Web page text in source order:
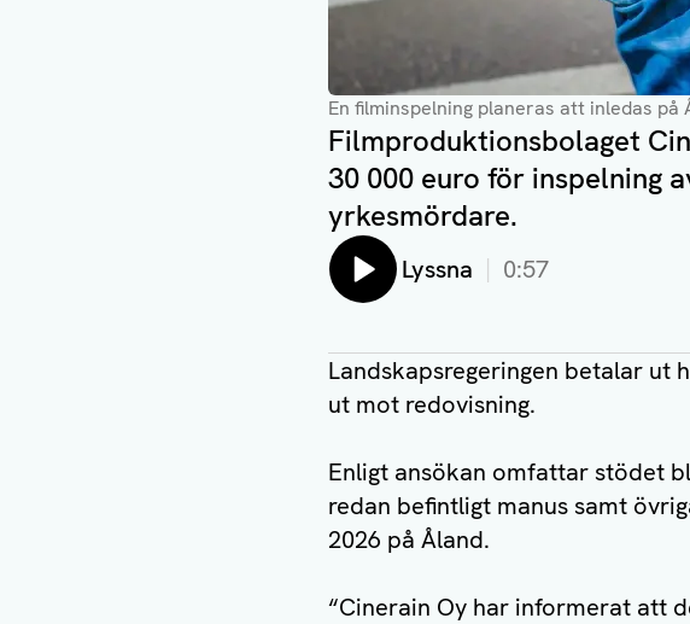
En filminspelning planeras att inledas på
Filmproduktionsbolaget
30 000 euro för inspelning
yrkesmördare.
Lyssna 0:57
Landskapsregeringen betalar ut
ut mot redovisning.
Enligt ansökan omfattar stödet
redan befintligt manus samt
2026 på Åland.
“Cinerain Oy har informerat att